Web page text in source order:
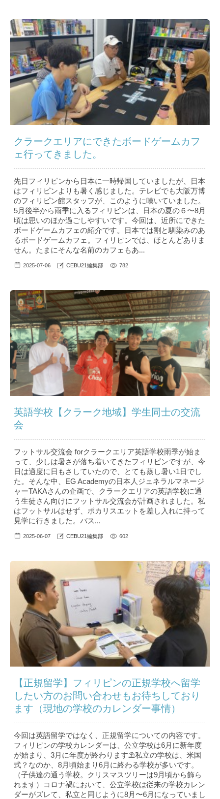
クラークエリアにできたボードゲームカフ
ェ行ってきました。
先日フィリピンから日本に一時帰国していましたが、日本
はフィリピンよりも暑く感じました。テレビでも大阪万博
のフィリピン館スタッフが、このように嘆いていました。
5月後半から雨季に入るフィリピンは、日本の夏の６〜8月
頃は思いのほか過ごしやすいです。今回は、近所にできた
ボードゲームカフェの紹介です。日本では割と馴染みのあ
るボードゲームカフェ。フィリピンでは、ほとんどありま
せん。たまにそんな名前のカフェもあ...
2025-07-06 CEBU21編集部 782
英語学校【クラーク地域】学生同士の交流
会
フットサル交流会 forクラークエリア英語学校雨季が始ま
って、少しは暑さが落ち着いてきたフィリピンですが、今
日は適度に日もさしていたので、とても蒸し暑い1日でし
た。そんな中、EG Academyの日本人ジェネラルマネージ
ャーTAKAさんの企画で、クラークエリアの英語学校に通
う生徒さん向けにフットサル交流会が計画されました。私
はフットサルはせず、ポカリスエットを差し入れに持って
見学に行きました。バス...
2025-06-07 CEBU21編集部 602
【正規留学】フィリピンの正規学校へ留学
したい方のお問い合わせもお待ちしており
ます（現地の学校のカレンダー事情）
今回は英語留学ではなく、正規留学についての内容です。
フィリピンの学校カレンダーは、公立学校は6月に新年度
が始まり、3月に年度が終わります⛱私立の学校は、米国
式？なのか、8月頃始まり6月に終わる学校が多いです。
（子供達の通う学校。クリスマスツリーは9月頃から飾ら
れます）コロナ禍において、公立学校は従来の学校カレン
ダーがズレて、私立と同じように8月〜6月になっていまし